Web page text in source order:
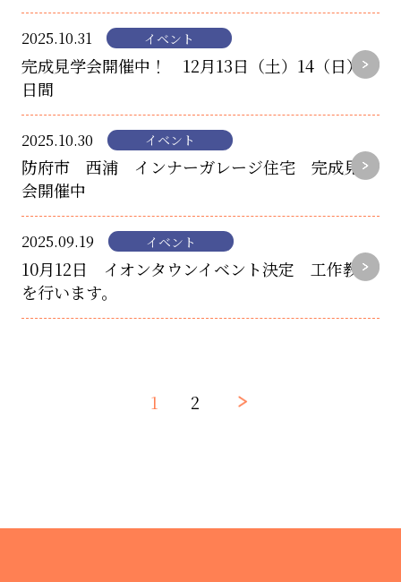
2025.10.31 イベント
完成見学会開催中！ 12月13日（土）14（日）2
日間
2025.10.30 イベント
防府市 西浦 インナーガレージ住宅 完成見学
会開催中
2025.09.19 イベント
10月12日 イオンタウンイベント決定 工作教室
を行います。
1 2